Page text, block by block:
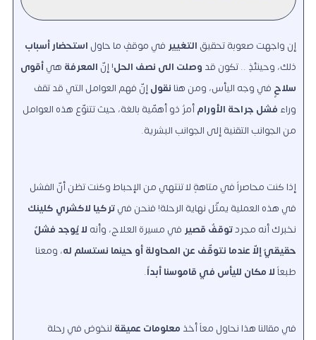
إن واجهت صعوبة تحقيق التغيير في موقفٍ ما حاول استحضار أسباب
ذلك، وحينئذٍ .. تكون قد وصلت الى نصف الحل! إنّ المعرفة هيأقوى
سلاحٍ في وجه اليأس، ومن هنا نقولإنّ فهم العوامل التي قد تقف
وراء فشل جراحة الأورامأمرٌ ذو أهمّية بالغة، حيث تتنوّع هذه العوامل
من الجوانب التقنية إلى الجوانب البشرية.
إذا كنت محاصراً في متاهةٍ لا تنتهي من الإحباط وكنت تظن أنّ الفشل
في هذه العملية يمثّل نهاية الرحلة! فنحن فيتركيا لاكشري كلينك
نخبرك أنه مجردتوقفٌ قصير في مسيرة العلاج، وأنه لا يُوجد فشلٌ
حقيقيٌ إلاّ عندما نتوقّف عن المحاولة أو حينما نستسلم له، ومعنا
طبعاًلا مكان لليأس في قاموسنا أبداً.
في مقالنا هذا نحاول معاً أخذ معلومات عميقة لنخوض في رحلة